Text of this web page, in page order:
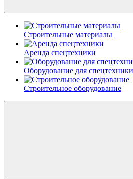
Строительные материалы
Аренда спецтехники
Оборудование для спецтехники
Строительное оборудование